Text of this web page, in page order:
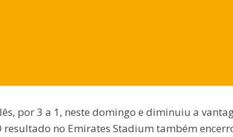
por 3 a 1, neste domingo e diminuiu a
no Emirates Stadium também